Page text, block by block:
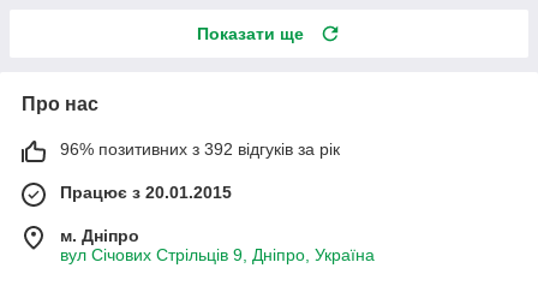
Показати ще
Про нас
96% позитивних з 392 відгуків за рік
Працює з 20.01.2015
м. Дніпро
вул Січових Стрільців 9, Дніпро, Україна